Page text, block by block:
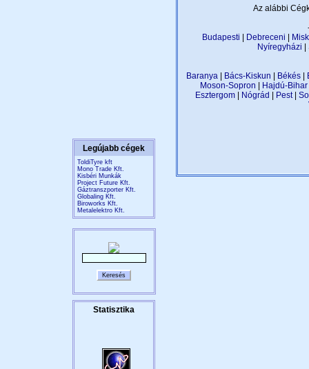
Legújabb cégek
ToldiTyre kft
Mono Trade Kft.
Kisbéri Munkák
Project Future Kft.
Gáztranszporter Kft.
Globaling Kft.
Biroworks Kft.
Metalelektro Kft.
Az alábbi
Budapesti
Debreceni
Nyíregyházi
Baranya| Bács-Kiskun Békés|
Moson-Sopron
Hajdú-Bihar
Esztergom
Nógrád Pest|